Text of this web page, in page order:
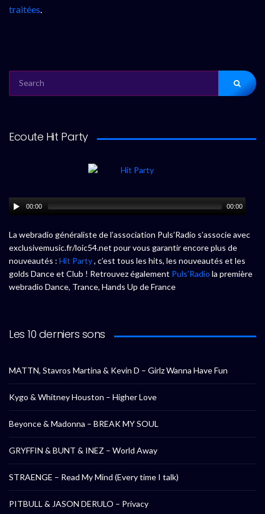
traitées.
FOR:
Ecoute Hit Party
00:00 00:00
La webradio généraliste de l’association Puls’Radio s’associe avec
exclusivemusic.fr/loic54.net pour vous garantir encore plus de
nouveautés : Hit Party, c’est tous les hits, les nouveautés et les
golds Dance et Club ! Retrouvez également Puls’Radio la première
webradio Dance, Trance, Hands Up de France
Les 10 derniers sons
MATTN, Stavros Martina & Kevin D – Girlz Wanna Have Fun
Kygo & Whitney Houston – Higher Love
Beyonce & Madonna – BREAK MY SOUL
GRYFFIN & BUNT & INEZ – World Away
STRAENGE – Read My Mind (Every time I talk)
PITBULL & JASON DERULO – Privacy